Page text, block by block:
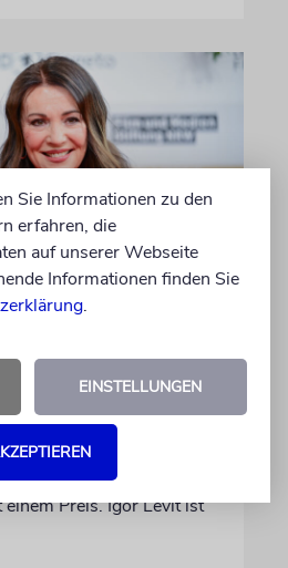
Judenhass:
Deutschen
steht nicht nur vor der
sich auch
Kulturrat würdigt
Preis. Igor Levit ist
Sie Informationen zu den
erfahren, die
auf unserer Webseite
Informationen finden Sie
.
EINSTELLUNGEN